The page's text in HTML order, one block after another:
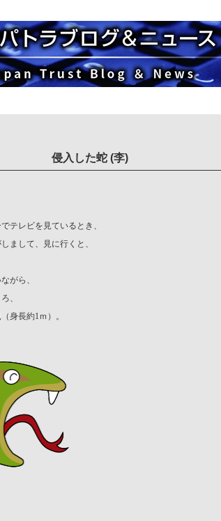
侵入した蛇 (李)
テレビを見ているとき、
まして、見に行くと、
がら、
、
身長約1 ｍ）。